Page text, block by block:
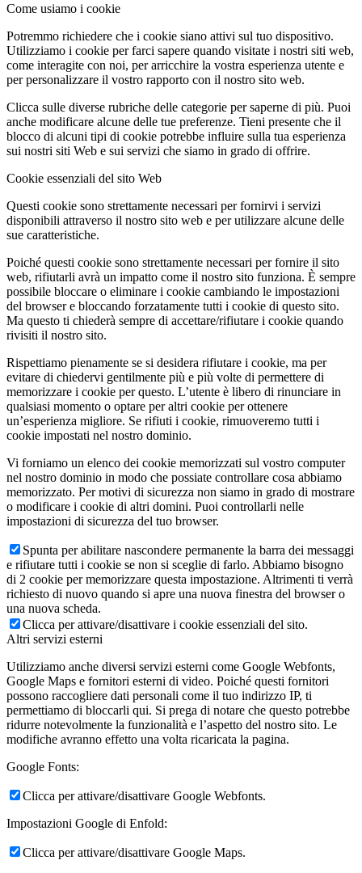
Come usiamo i cookie
Potremmo richiedere che i cookie siano attivi sul tuo dispositivo.
Utilizziamo i cookie per farci sapere quando visitate i nostri siti web,
come interagite con noi, per arricchire la vostra esperienza utente e
per personalizzare il vostro rapporto con il nostro sito web.
Clicca sulle diverse rubriche delle categorie per saperne di più. Puoi
anche modificare alcune delle tue preferenze. Tieni presente che il
blocco di alcuni tipi di cookie potrebbe influire sulla tua esperienza
sui nostri siti Web e sui servizi che siamo in grado di offrire.
Cookie essenziali del sito Web
Questi cookie sono strettamente necessari per fornirvi i servizi
disponibili attraverso il nostro sito web e per utilizzare alcune delle
sue caratteristiche.
Poiché questi cookie sono strettamente necessari per fornire il sito
web, rifiutarli avrà un impatto come il nostro sito funziona. È sempre
possibile bloccare o eliminare i cookie cambiando le impostazioni
del browser e bloccando forzatamente tutti i cookie di questo sito.
Ma questo ti chiederà sempre di accettare/rifiutare i cookie quando
rivisiti il nostro sito.
Rispettiamo pienamente se si desidera rifiutare i cookie, ma per
evitare di chiedervi gentilmente più e più volte di permettere di
memorizzare i cookie per questo. L’utente è libero di rinunciare in
qualsiasi momento o optare per altri cookie per ottenere
un’esperienza migliore. Se rifiuti i cookie, rimuoveremo tutti i
cookie impostati nel nostro dominio.
Vi forniamo un elenco dei cookie memorizzati sul vostro computer
nel nostro dominio in modo che possiate controllare cosa abbiamo
memorizzato. Per motivi di sicurezza non siamo in grado di mostrare
o modificare i cookie di altri domini. Puoi controllarli nelle
impostazioni di sicurezza del tuo browser.
Spunta per abilitare nascondere permanente la barra dei messaggi
e rifiutare tutti i cookie se non si sceglie di farlo. Abbiamo bisogno
di 2 cookie per memorizzare questa impostazione. Altrimenti ti verrà
richiesto di nuovo quando si apre una nuova finestra del browser o
una nuova scheda.
Clicca per attivare/disattivare i cookie essenziali del sito.
Altri servizi esterni
Utilizziamo anche diversi servizi esterni come Google Webfonts,
Google Maps e fornitori esterni di video. Poiché questi fornitori
possono raccogliere dati personali come il tuo indirizzo IP, ti
permettiamo di bloccarli qui. Si prega di notare che questo potrebbe
ridurre notevolmente la funzionalità e l’aspetto del nostro sito. Le
modifiche avranno effetto una volta ricaricata la pagina.
Google Fonts:
Clicca per attivare/disattivare Google Webfonts.
Impostazioni Google di Enfold:
Clicca per attivare/disattivare Google Maps.